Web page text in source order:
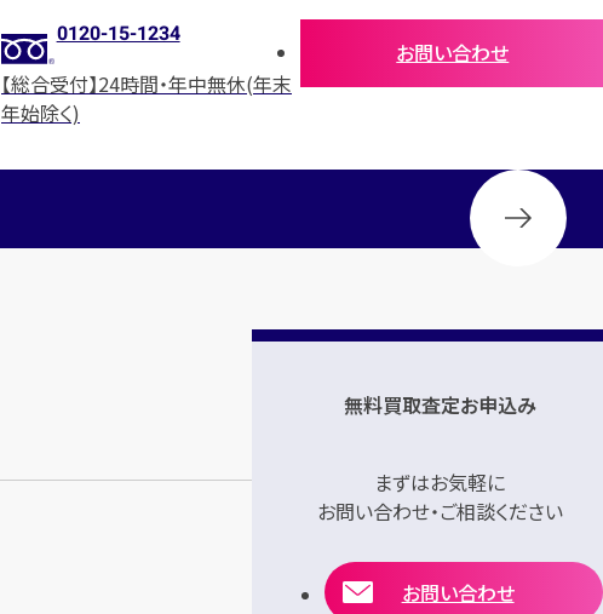
0120-15-1234
【総合受付】24時間・年中無休(年末
年始除く)
お問い合わせ
無料買取査定お申込み
まずはお気軽に
お問い合わせ・ご相談ください
お問い合わせ